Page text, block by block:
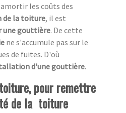
les coûts des
de la toiture, il est
une gouttière. De cette
ne s'accumule pas sur le
de fuites. D'où
d'une gouttière.
pour remettre
de la toiture